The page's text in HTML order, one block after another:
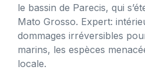
le bassin de Parecis, qui
Mato Grosso. Expert:
dommages irréversibles
marins, les espèces
locale.